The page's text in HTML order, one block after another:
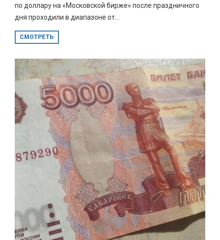
по доллару на «Московской бирже» после праздничного
дня проходили в диапазоне от...
СМОТРЕТЬ